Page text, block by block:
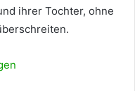
ihrer Tochter, ohne